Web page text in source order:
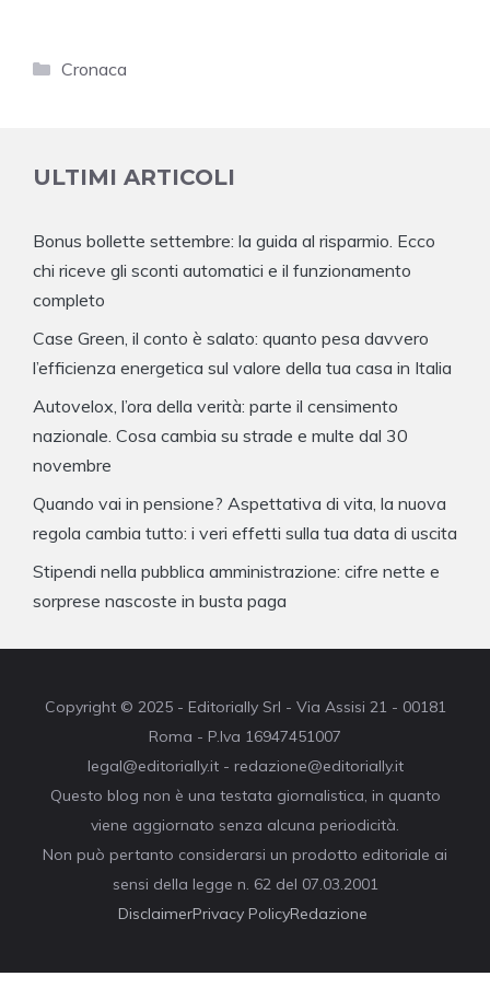
Categorie
Cronaca
ULTIMI ARTICOLI
Bonus bollette settembre: la guida al risparmio. Ecco
chi riceve gli sconti automatici e il funzionamento
completo
Case Green, il conto è salato: quanto pesa davvero
l’efficienza energetica sul valore della tua casa in Italia
Autovelox, l’ora della verità: parte il censimento
nazionale. Cosa cambia su strade e multe dal 30
novembre
Quando vai in pensione? Aspettativa di vita, la nuova
regola cambia tutto: i veri effetti sulla tua data di uscita
Stipendi nella pubblica amministrazione: cifre nette e
sorprese nascoste in busta paga
Copyright © 2025 - Editorially Srl - Via Assisi 21 - 00181
Roma - P.Iva 16947451007
legal@editorially.it - redazione@editorially.it
Questo blog non è una testata giornalistica, in quanto
viene aggiornato senza alcuna periodicità.
Non può pertanto considerarsi un prodotto editoriale ai
sensi della legge n. 62 del 07.03.2001
DisclaimerPrivacy PolicyRedazione